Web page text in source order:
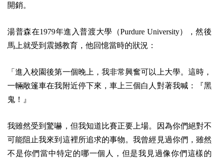
開銷。
湯普森在1979年進入普渡大學（Purdure University），然後
馬上就受到震撼教育，他回憶當時的狀況：
「進入校園後第一個晚上，我非常興奮可以上大學。這時，
一輛敞篷車在我附近停下來，車上三個白人對著我喊：『黑
鬼！』
我雖然受到驚嚇，但我知道比賽正要上場。因為你們絕對不
可能阻止我來到這裡所追求的事物。我曾經見過你們，雖然
不是你們當中特定的哪一個人，但是我見過像你們這樣的